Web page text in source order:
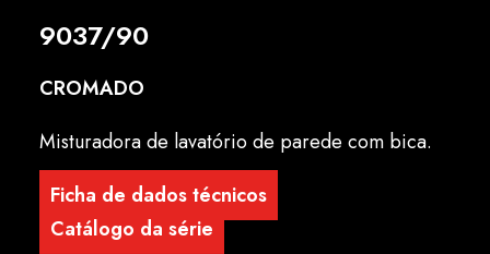
9037/90
CROMADO
Misturadora de lavatório de parede com bica.
Ficha de dados técnicos
Catálogo da série